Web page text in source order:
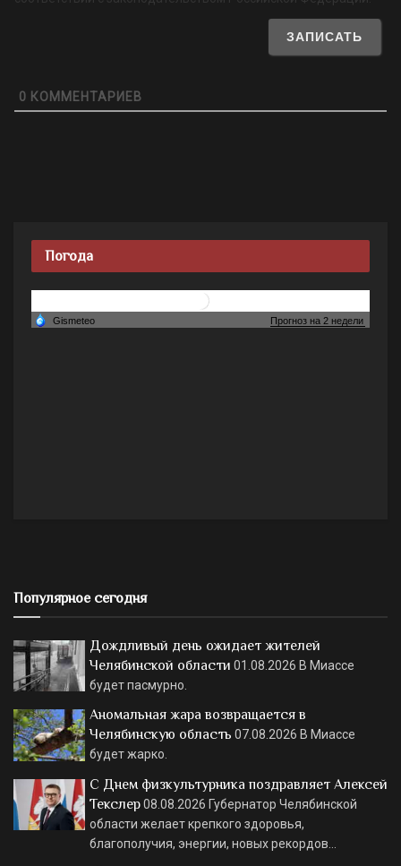
0 КОММЕНТАРИЕВ
Погода
Популярное сегодня
Дождливый день ожидает жителей
Челябинской области 01.08.2026 В Миассе
будет пасмурно.
Аномальная жара возвращается в
Челябинскую область 07.08.2026 В Миассе
будет жарко.
С Днем физкультурника поздравляет Алексей
Текслер08.08.2026 Губернатор Челябинской
области желает крепкого здоровья,
благополучия, энергии, новых рекордов…